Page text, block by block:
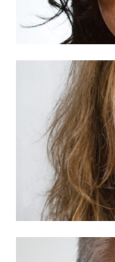
Carola Roos
06 - 54 21 14 64
carola@voor.nl
Verbinding
Lees meer
Tim de Jong